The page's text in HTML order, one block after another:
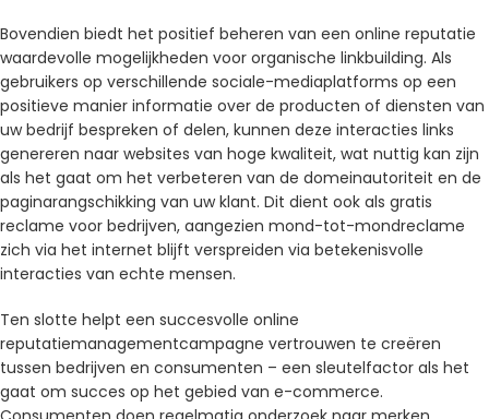
Bovendien biedt het positief beheren van een online reputatie
waardevolle mogelijkheden voor organische linkbuilding. Als
gebruikers op verschillende sociale-mediaplatforms op een
positieve manier informatie over de producten of diensten van
uw bedrijf bespreken of delen, kunnen deze interacties links
genereren naar websites van hoge kwaliteit, wat nuttig kan zijn
als het gaat om het verbeteren van de domeinautoriteit en de
paginarangschikking van uw klant. Dit dient ook als gratis
reclame voor bedrijven, aangezien mond-tot-mondreclame
zich via het internet blijft verspreiden via betekenisvolle
interacties van echte mensen.
Ten slotte helpt een succesvolle online
reputatiemanagementcampagne vertrouwen te creëren
tussen bedrijven en consumenten – een sleutelfactor als het
gaat om succes op het gebied van e-commerce.